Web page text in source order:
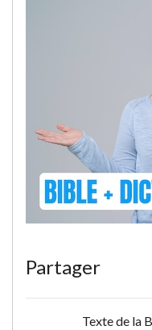
Partager
Texte de la